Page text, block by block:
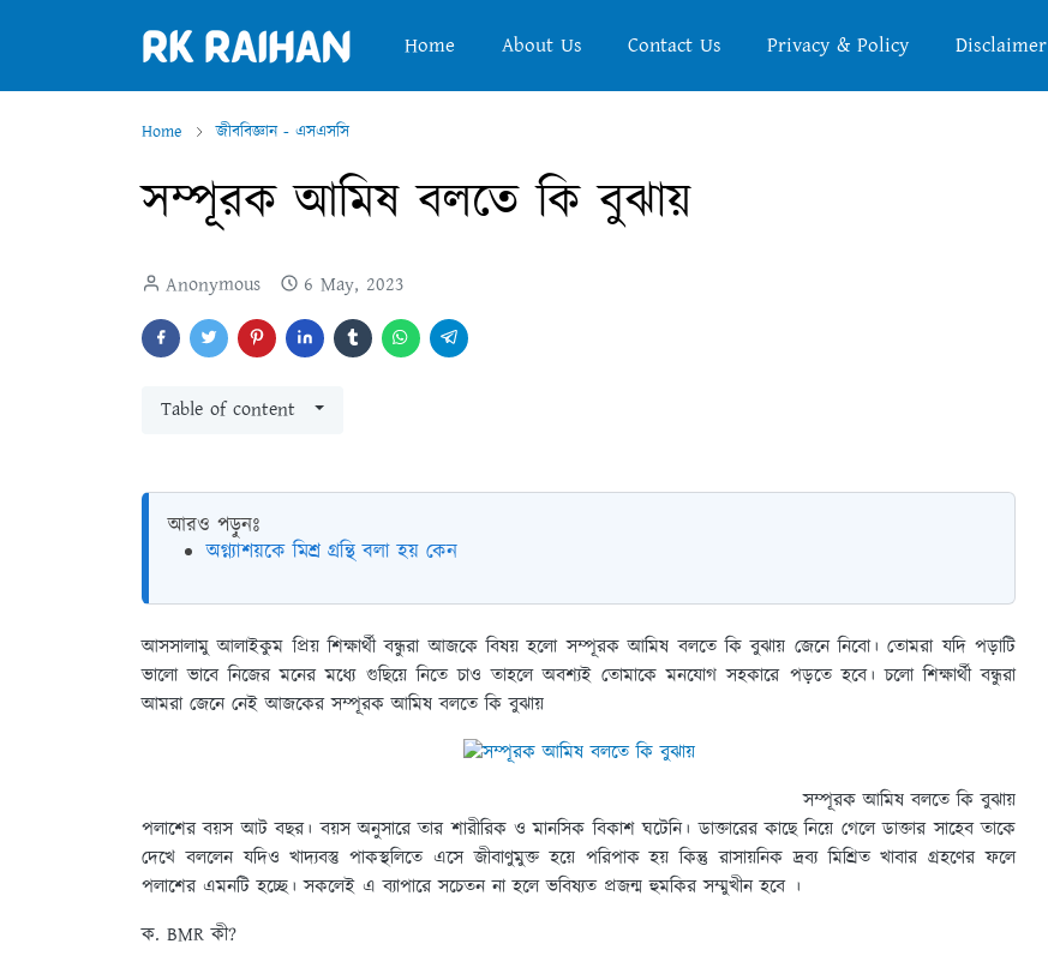
Home About Us Contact Us Privacy & Policy Disclaimer
Home জীববিজ্ঞান - এসএসসি
সম্পূরক আমিষ বলতে কি বুঝায়
Anonymous 6 May, 2023
Table of content
আরও পড়ুনঃ
অগ্ন্যাশয়কে মিশ্র গ্রন্থি বলা হয় কেন
আসসালামু আলাইকুম প্রিয় শিক্ষার্থী বন্ধুরা আজকে বিষয় হলো সম্পূরক আমিষ বলতে কি বুঝায় জেনে নিবো। তোমরা যদি পড়াটি
ভালো ভাবে নিজের মনের মধ্যে গুছিয়ে নিতে চাও তাহলে অবশ্যই তোমাকে মনযোগ সহকারে পড়তে হবে। চলো শিক্ষার্থী বন্ধুরা
আমরা জেনে নেই আজকের সম্পূরক আমিষ বলতে কি বুঝায়
সম্পূরক আমিষ বলতে কি বুঝায়
পলাশের বয়স আট বছর। বয়স অনুসারে তার শারীরিক ও মানসিক বিকাশ ঘটেনি। ডাক্তারের কাছে নিয়ে গেলে ডাক্তার সাহেব তাকে
দেখে বললেন যদিও খাদ্যবস্তু পাকস্থলিতে এসে জীবাণুমুক্ত হয়ে পরিপাক হয় কিন্তু রাসায়নিক দ্রব্য মিশ্রিত খাবার গ্রহণের ফলে
পলাশের এমনটি হচ্ছে। সকলেই এ ব্যাপারে সচেতন না হলে ভবিষ্যত প্রজন্ম হুমকির সম্মুখীন হবে ।
ক. BMR কী?